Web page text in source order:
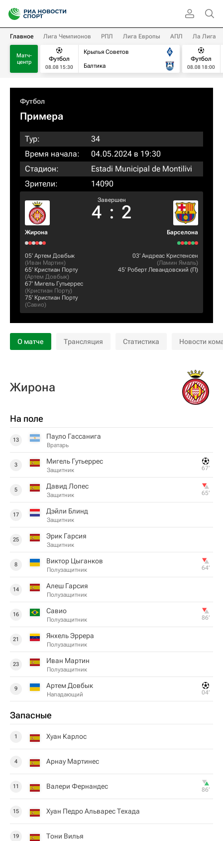
Главное Лига Чемпионов РПЛ Лига Европы АПЛ Ла Лига
Матч-
центр
Футбол
08.08 15:30
Крылья Советов
Балтика
Футбол
08.08 18:00
Футбол
Примера
Тур:
34
Время начала:
04.05.2024 в 19:30
Стадион:
Estadi Municipal de Montilivi
Зрители:
14090
Жирона
Завершен
4 : 2
Барселона
05‎’‎ Артем Довбык
(Иван Мартин)
65‎’‎ Кристиан Порту
(Артем Довбык)
67‎’‎ Мигель Гутьеррес
(Кристиан Порту)
75‎’‎ Кристиан Порту
(Савио)
03‎’‎ Андреас Кристенсен
(Ламин Ямаль)
45‎’‎ Роберт Левандовский (П)
О матче Трансляция Статистика Новости
Жирона
На поле
13 Пауло Гассанига
Вратарь
3 Мигель Гутьеррес
Защитник 67‎’‎
5 Давид Лопес
Защитник 65‎’‎
17 Дэйли Блинд
Защитник
25 Эрик Гарсия
Защитник
8 Виктор Цыганков
Полузащитник 64‎’‎
14 Алеш Гарсия
Полузащитник
16 Савио
Полузащитник 86‎’‎
21 Янхель Эррера
Полузащитник
23 Иван Мартин
Полузащитник
9 Артем Довбык
Нападающий 04‎’‎
Запасные
1 Хуан Карлос
4 Арнау Мартинес
11 Валери Фернандес 86‎’‎
15 Хуан Педро Альварес Техада
19 Тони Вилья